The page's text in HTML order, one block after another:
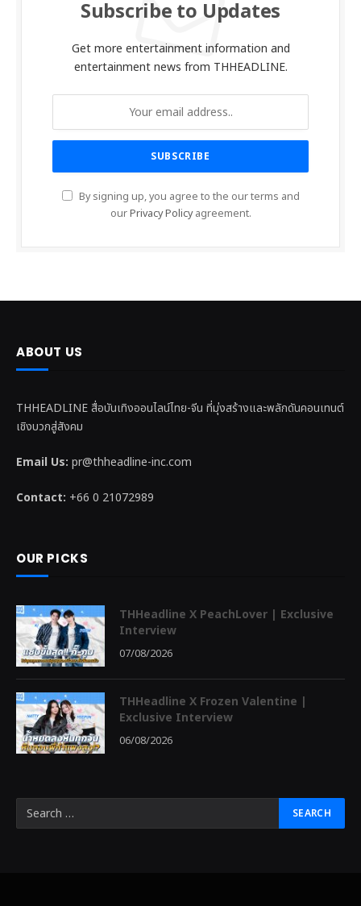
Subscribe to Updates
Get more entertainment information and
entertainment news from THHEADLINE.
By signing up, you agree to the our terms and
ourPrivacy Policyagreement.
ABOUT US
THHEADLINE สื่อบันเทิงออนไลน์ไทย-จีน ที่มุ่งสร้างและพลักดันคอนเทนต์
เชิงบวกสู่สังคม
Email Us: pr@thheadline-inc.com
Contact: +66 0 21072989
OUR PICKS
THHeadline X PeachLover | Exclusive
Interview
07/08/2026
THHeadline X Frozen Valentine |
Exclusive Interview
06/08/2026